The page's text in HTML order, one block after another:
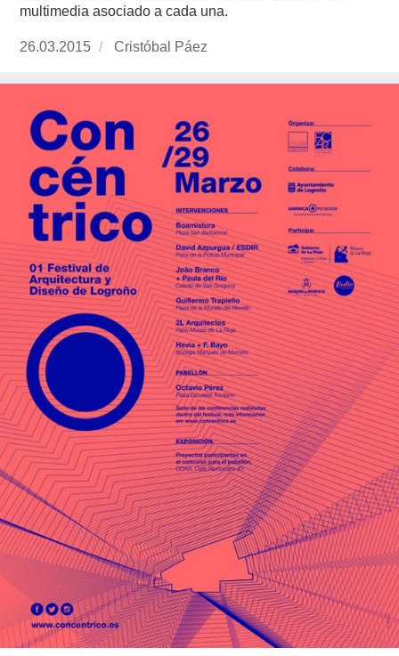
multimedia asociado a cada una.
Publicado
26.03.2015
https://www.experimenta.es/author/cristobal-
Cristóbal Páez